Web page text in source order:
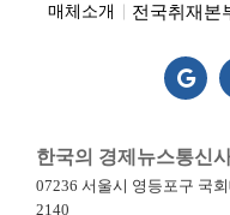
매체소개 전국취재본
한국의 경제뉴스통신
07236 서울시 영등포구 국
2140